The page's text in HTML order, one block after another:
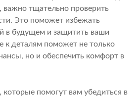
важно тщательно проверить
Это поможет избежать
в будущем и защитить ваши
к деталям поможет не только
но и обеспечить комфорт в
помогут вам убедиться в